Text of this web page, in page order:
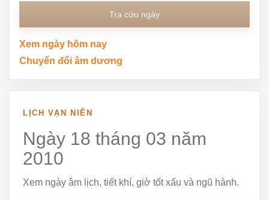
Tra cứu ngày
Xem ngày hôm nay
Chuyển đổi âm dương
LỊCH VẠN NIÊN
Ngày 18 tháng 03 năm
2010
Xem ngày âm lịch, tiết khí, giờ tốt xấu và ngũ hành.